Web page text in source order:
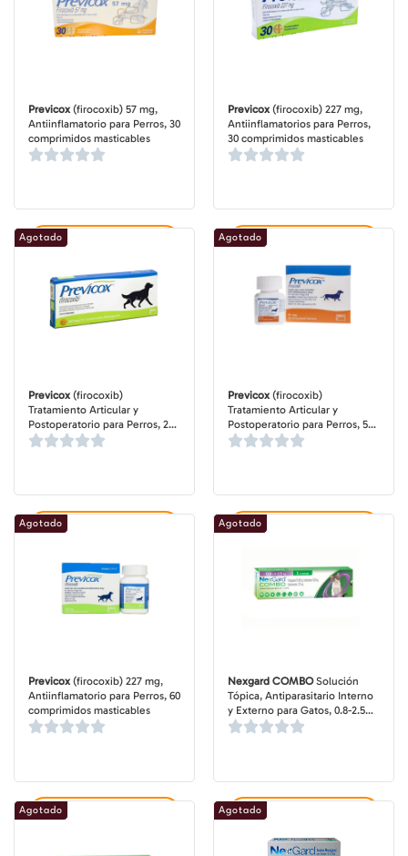
Previcox (firocoxib) 57 mg,
Antiinflamatorio para Perros, 30
comprimidos masticables
Agregar al carrito
Previcox (firocoxib) 227 mg,
Antiinflamatorios para Perros,
30 comprimidos masticables
Agregar al carrito
Previcox (firocoxib)
Tratamiento Articular y
Postoperatorio para Perros, 227
mg, 10 masticables
Agotado
Agregar al carrito
Previcox (firocoxib)
Tratamiento Articular y
Postoperatorio para Perros, 57
mg, 60 masticables
Agotado
Agregar al carrito
Previcox (firocoxib) 227 mg,
Antiinflamatorio para Perros, 60
comprimidos masticables
Agotado
Agregar al carrito
Nexgard COMBOSolución
Tópica, Antiparasitario Interno
y Externo para Gatos, 0.8-2.5
kg, 1 pipeta de 0.3 ml (dosis
Agotado
Agregar al carrito
Agotado Agotado